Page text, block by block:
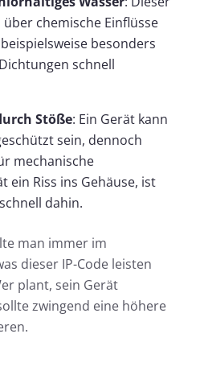
über chemische Einflüsse
besonders
schnell
Stöße: Ein Gerät kann
sein, dennoch
mechanische
ein Riss ins Gehäuse, ist
dahin.
man immer im
dieser IP-Code leisten
plant, sein Gerät
zwingend eine höhere